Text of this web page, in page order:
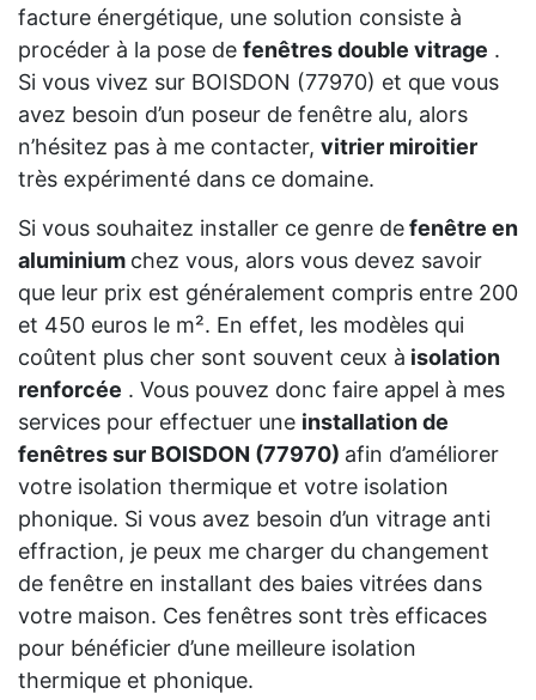
facture énergétique, une solution consiste à
procéder à la pose de fenêtres double vitrage .
Si vous vivez sur BOISDON (77970) et que vous
avez besoin d’un poseur de fenêtre alu, alors
n’hésitez pas à me contacter, vitrier miroitier
très expérimenté dans ce domaine.
Si vous souhaitez installer ce genre defenêtre en
aluminium chez vous, alors vous devez savoir
que leur prix est généralement compris entre 200
et 450 euros le m². En effet, les modèles qui
coûtent plus cher sont souvent ceux à isolation
renforcée . Vous pouvez donc faire appel à mes
services pour effectuer une installation de
fenêtres sur BOISDON (77970) afin d’améliorer
votre isolation thermique et votre isolation
phonique. Si vous avez besoin d’un vitrage anti
effraction, je peux me charger du changement
de fenêtre en installant des baies vitrées dans
votre maison. Ces fenêtres sont très efficaces
pour bénéficier d’une meilleure isolation
thermique et phonique.